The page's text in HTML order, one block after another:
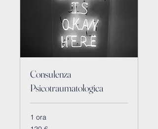
Consulenza
Psicotraumatologica
1 ora
120